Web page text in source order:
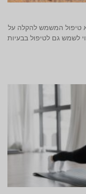
טיפול המשמש להקלה על
לשמש גם לטיפול בבעיות